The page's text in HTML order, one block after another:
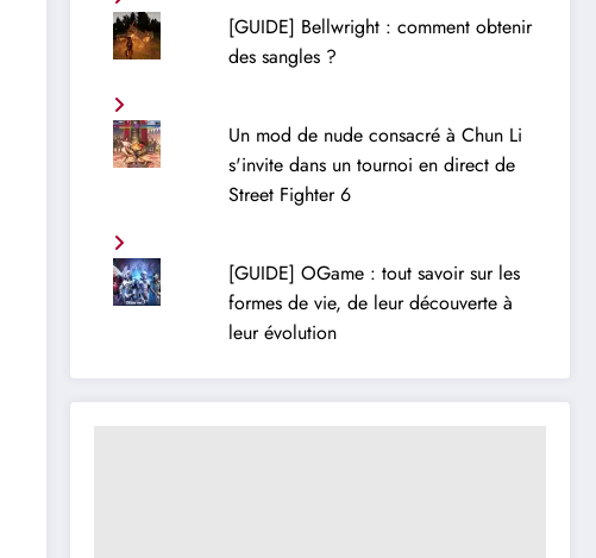
[GUIDE] Bellwright : comment obtenir
des sangles ?
Un mod de nude consacré à Chun Li
s'invite dans un tournoi en direct de
Street Fighter 6
[GUIDE] OGame : tout savoir sur les
formes de vie, de leur découverte à
leur évolution